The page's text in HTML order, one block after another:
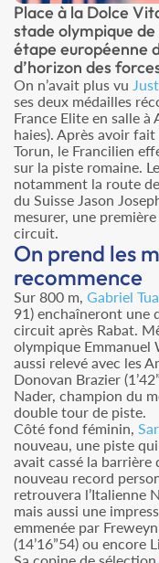
Place à la Dolce
stade olympique
étape européenne
d’horizon des
On n’avait plus vu
ses deux médailles
France Elite en salle
haies). Après avoir fait
Torun, le Francilien
sur la piste romaine.
notamment la route
du Suisse Jason
mesurer, une
circuit.
On prend les
recommence
Sur 800 m, Gabriel
91) enchaîneront une
circuit après Rabat.
olympique Emmanuel
aussi relevé avec les
Donovan Brazier
Nader, champion du
double tour de piste.
Côté fond féminin,
nouveau, une piste
avait cassé la barrière
nouveau record
retrouvera l’Italienne
mais aussi une
emmenée par
(14’16”54) ou encore
Sa copine de sélection